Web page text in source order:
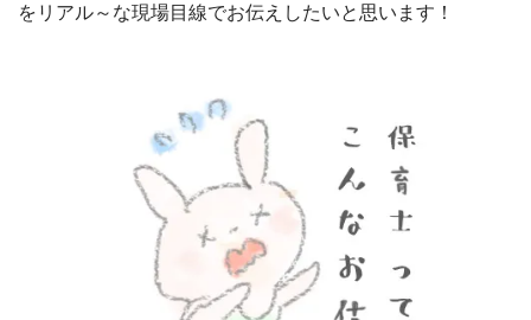
をリアル～な現場目線でお伝えしたいと思います！